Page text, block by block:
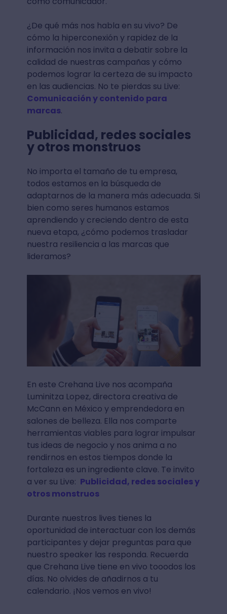
¿De qué más nos habla en su vivo? De
cómo la hiperconexión y rapidez de la
información nos invita a debatir sobre la
calidad de nuestras campañas y cómo
podemos lograr la certeza de su impacto
en las audiencias. No te pierdas su Live:
Comunicación y contenido para
marcas.
Publicidad, redes sociales
y otros monstruos
No importa el tamaño de tu empresa,
todos estamos en la búsqueda de
adaptarnos de la manera más adecuada. Si
bien como seres humanos estamos
aprendiendo y creciendo dentro de esta
nueva etapa, ¿cómo podemos trasladar
nuestra resiliencia a las marcas que
lideramos?
En este Crehana Live nos acompaña
Luminitza Lopez, directora creativa de
McCann en México y emprendedora en
salones de belleza. Ella nos comparte
herramientas viables para lograr impulsar
tus ideas de negocio y nos anima a no
rendirnos en estos tiempos donde la
fortaleza es un ingrediente clave. Te invito
a ver su Live: Publicidad, redes sociales y
otros monstruos
Durante nuestros lives tienes la
oportunidad de interactuar con los demás
participantes y dejar preguntas para que
nuestro speaker las responda. Recuerda
que Crehana Live tiene en vivo tooodos los
días. No olvides de añadirnos a tu
calendario. ¡Nos vemos en vivo!